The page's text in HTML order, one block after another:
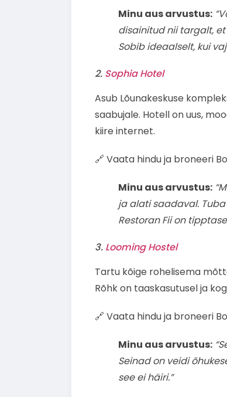
Minu aus arvustus:
disainitud nii targalt, et
Sobib ideaalselt, kui
2. Sophia Hotel
Asub Lõunakeskuse
saabujale. Hotell on uus,
kiire internet.
🔗 Vaata hindu ja broneeri
Minu aus arvustus:
ja alati saadaval.
Restoran Fii on
3. Looming Hostel
Tartu kõige rohelisema
Rõhk on taaskasutusel ja
🔗 Vaata hindu ja broneeri
Minu aus arvustus:
Seinad on veidi
see ei häiri.”